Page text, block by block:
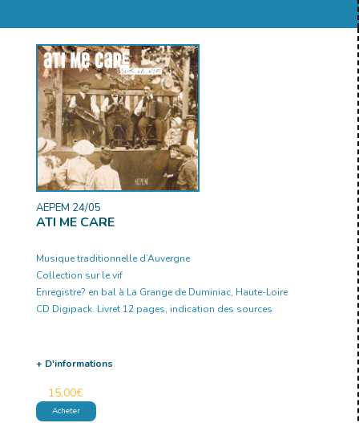
AEPEM 24/05
ATI ME CARE
Musique traditionnelle d’Auvergne
Collection sur le vif
Enregistre? en bal à La Grange de Duminiac, Haute-Loire
CD Digipack. Livret 12 pages, indication des sources
+ D'informations
15,00€
Acheter